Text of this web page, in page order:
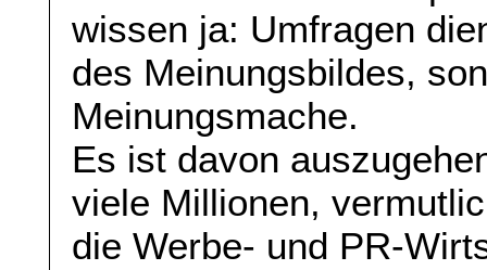
wissen ja: Umfragen
des Meinungsbildes,
Meinungsmache.
Es ist davon
viele Millionen,
die Werbe- und PR-